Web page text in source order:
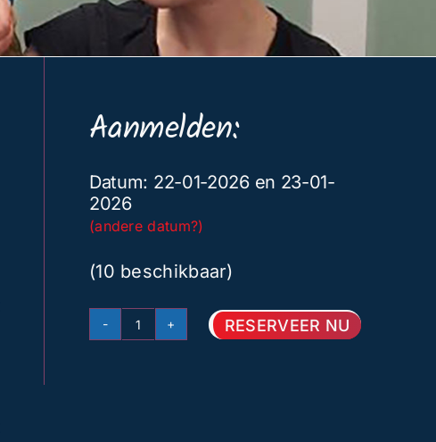
Aanmelden:
Datum: 22-01-2026 en 23-01-
2026
(andere datum?)
(10 beschikbaar)
EHBO
RESERVEER NU